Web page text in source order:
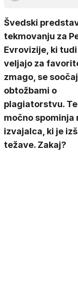
Švedski
tekmovanju za
Evrovizije, ki
veljajo za
zmago, se
obtožbami o
plagiatorstvu.
močno spominja
izvajalca, ki je
težave. Zakaj?